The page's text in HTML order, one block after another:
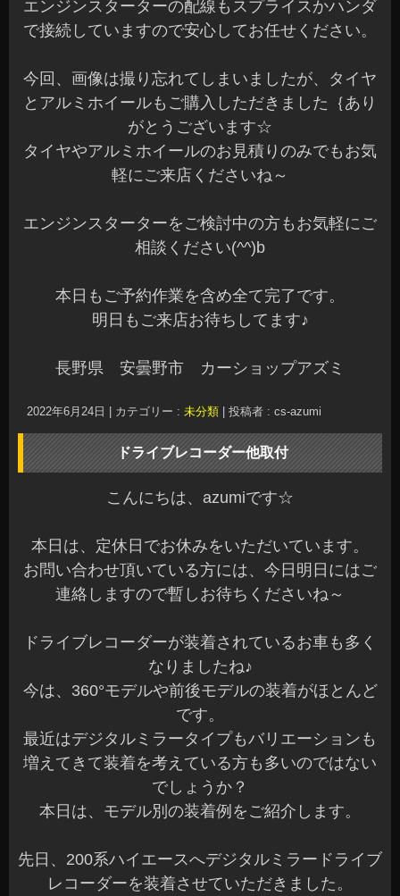
エンジンスターターの配線もスプライスかハンダ
で接続していますので安心してお任せください。
今回、画像は撮り忘れてしまいましたが、タイヤ
とアルミホイールもご購入しただきました｛あり
がとうございます☆
タイヤやアルミホイールのお見積りのみでもお気
軽にご来店くださいね～
エンジンスターターをご検討中の方もお気軽にご
相談ください(^^)b
本日もご予約作業を含め全て完了です。
明日もご来店お待ちしてます♪
長野県 安曇野市 カーショップアズミ
2022年6月24日 カテゴリー : 未分類 投稿者 : cs-azumi
ドライブレコーダー他取付
こんにちは、azumiです☆
本日は、定休日でお休みをいただいています。
お問い合わせ頂いている方には、今日明日にはご
連絡しますので暫しお待ちくださいね～
ドライブレコーダーが装着されているお車も多く
なりましたね♪
今は、360°モデルや前後モデルの装着がほとんど
です。
最近はデジタルミラータイプもバリエーションも
増えてきて装着を考えている方も多いのではない
でしょうか？
本日は、モデル別の装着例をご紹介します。
先日、200系ハイエースへデジタルミラードライブ
レコーダーを装着させていただきました。